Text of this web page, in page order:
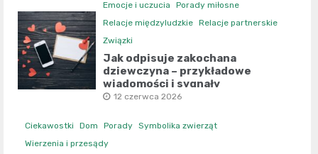
Emocje i uczucia
Porady miłosne
Relacje międzyludzkie Relacje partnerskie
Związki
Jak odpisuje zakochana
dziewczyna – przykładowe
wiadomości i sygnały
12 czerwca 2026
Ciekawostki Dom Porady Symbolika zwierząt
Wierzenia i przesądy